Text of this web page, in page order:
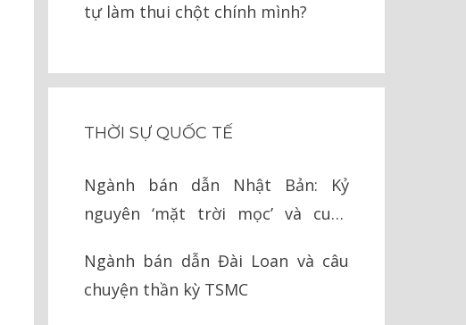
tự làm thui chột chính mình?
THỜI SỰ QUỐC TẾ
Ngành bán dẫn Nhật Bản: Kỷ
nguyên ‘mặt trời mọc’ và cuộc
Ngành bán dẫn Đài Loan và câu
chuyện thần kỳ TSMC